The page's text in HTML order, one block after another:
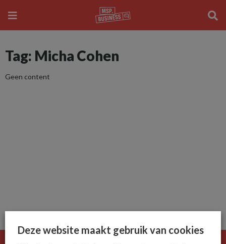
Tag: Micha Cohen
Geen content
Deze website maakt gebruik van cookies